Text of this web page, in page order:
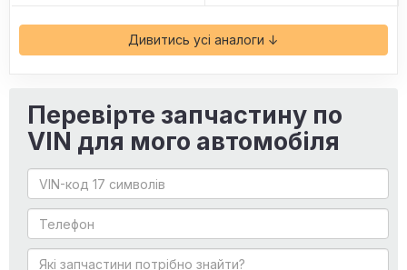
Дивитись усі аналоги ↓
Перевірте запчастину по
VIN для мого автомобіля